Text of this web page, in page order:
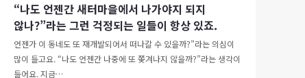
“나도 언젠간 새터마을에서 나가야지 되지
않나?”라는 그런 걱정되는 일들이 항상 있죠.
언젠가 이 동네도 또 재개발되어서 떠나갈 수 있을까?”라는 의심이
많이 들고요. “나도 언젠간 나중에 또 쫓겨나지 않을까?”라는 생각이
들어요. 지금…